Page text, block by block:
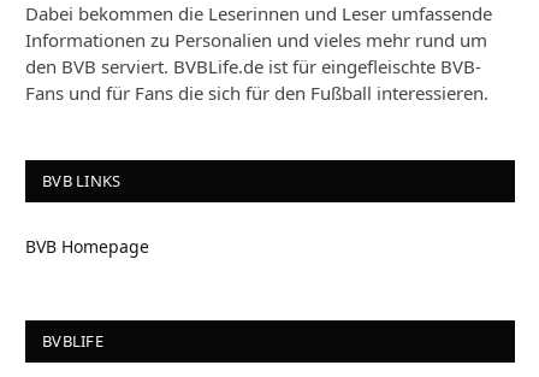
Dabei bekommen die Leserinnen und Leser umfassende
Informationen zu Personalien und vieles mehr rund um
den BVB serviert. BVBLife.de ist für eingefleischte BVB-
Fans und für Fans die sich für den Fußball interessieren.
BVB LINKS
BVB Homepage
BVBLIFE